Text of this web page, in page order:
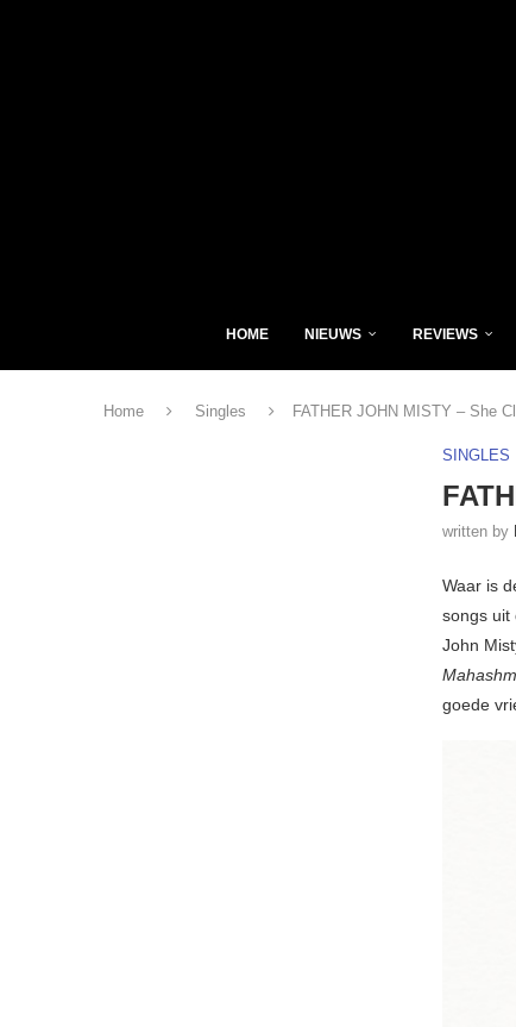
HOME NIEUWS REVIEWS
Home Singles FATHER JOHN MISTY – She
SINGLES
written by
Waar is
songs uit
John
goede